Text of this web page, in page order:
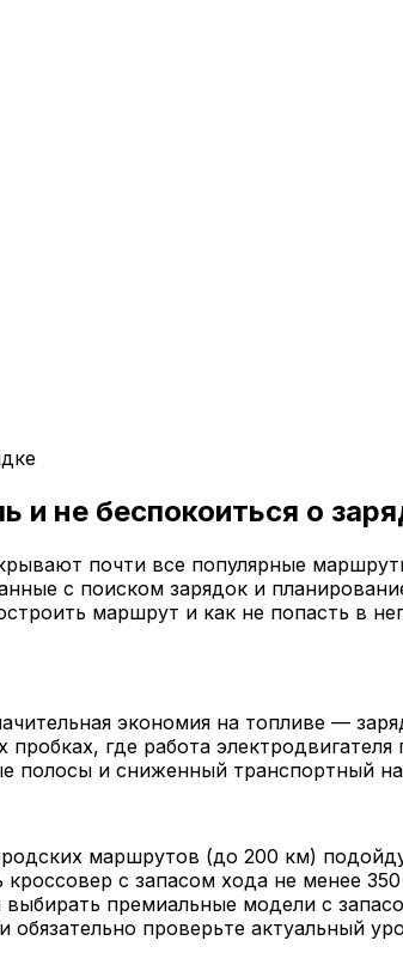
не беспокоиться о
почти все популярные
с поиском зарядок и
маршрут и как не попасть в
экономия на топливе —
где работа
полосы и сниженный транспортный
маршрутов (до 200 км)
с запасом хода не менее
премиальные модели с
проверьте актуальный